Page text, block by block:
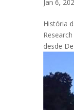
Jan 6,
História
desde